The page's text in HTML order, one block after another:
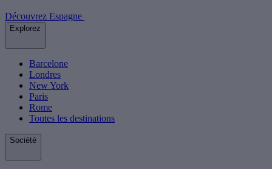
Découvrez Espagne
Explorez
Barcelone
Londres
New York
Paris
Rome
Toutes les destinations
Société